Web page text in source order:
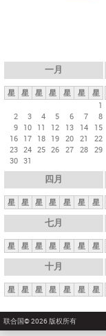
一月
星 星 星 星 星 星
星
1
2
3 4 5 6 7
8
9 10 11 12 13 14
15
16 17 18 19 20 21
22
23 24 25 26 27 28 29
30 31
四月
星 星 星 星 星 星 星
七月
星 星 星 星 星 星 星
十月
星 星 星 星 星 星 星
联合国© 2026 版权所有